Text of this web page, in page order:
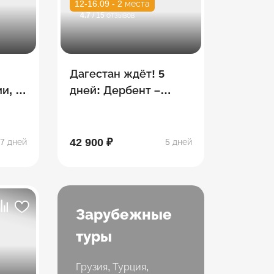
7
7 дней
12-16.09 - 2 места
4.7 / 15 отзывов
Дагестан ждёт! 5
дней: Дербент –
42 900 ₽
5 дней
Зарубежные
туры
Грузия, Турция,